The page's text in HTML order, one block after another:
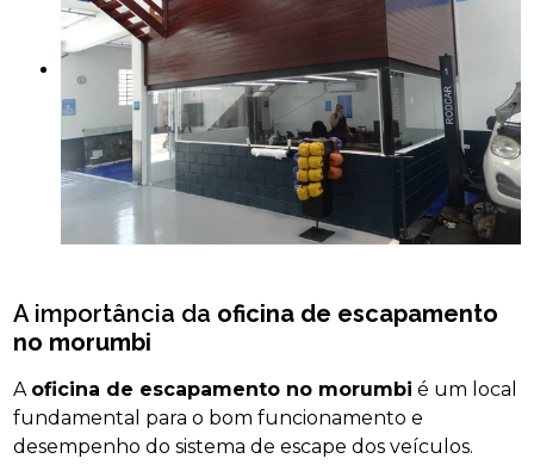
A importância da oficina de escapamento
no morumbi
A oficina de escapamento no morumbi é um local
fundamental para o bom funcionamento e
desempenho do sistema de escape dos veículos.